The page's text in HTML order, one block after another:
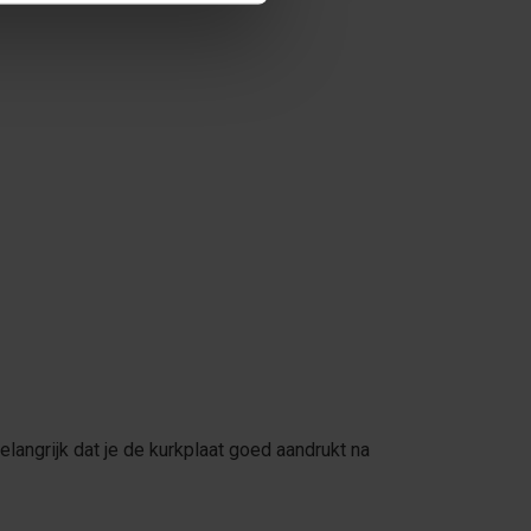
dat je de kurkplaat goed aandrukt na